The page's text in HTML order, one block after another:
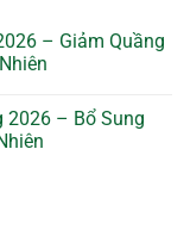
– Giảm Quầng
2026 – Bổ Sung